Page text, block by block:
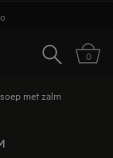
Zoeken0
met zalm